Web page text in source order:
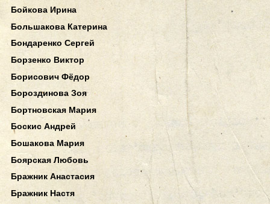
Бойкова Ирина
Большакова Катерина
Бондаренко Сергей
Борзенко Виктор
Борисович Фёдор
Бороздинова Зоя
Бортновская Мария
Боскис Андрей
Бошакова Мария
Боярская Любовь
Бражник Анастасия
Бражник Настя